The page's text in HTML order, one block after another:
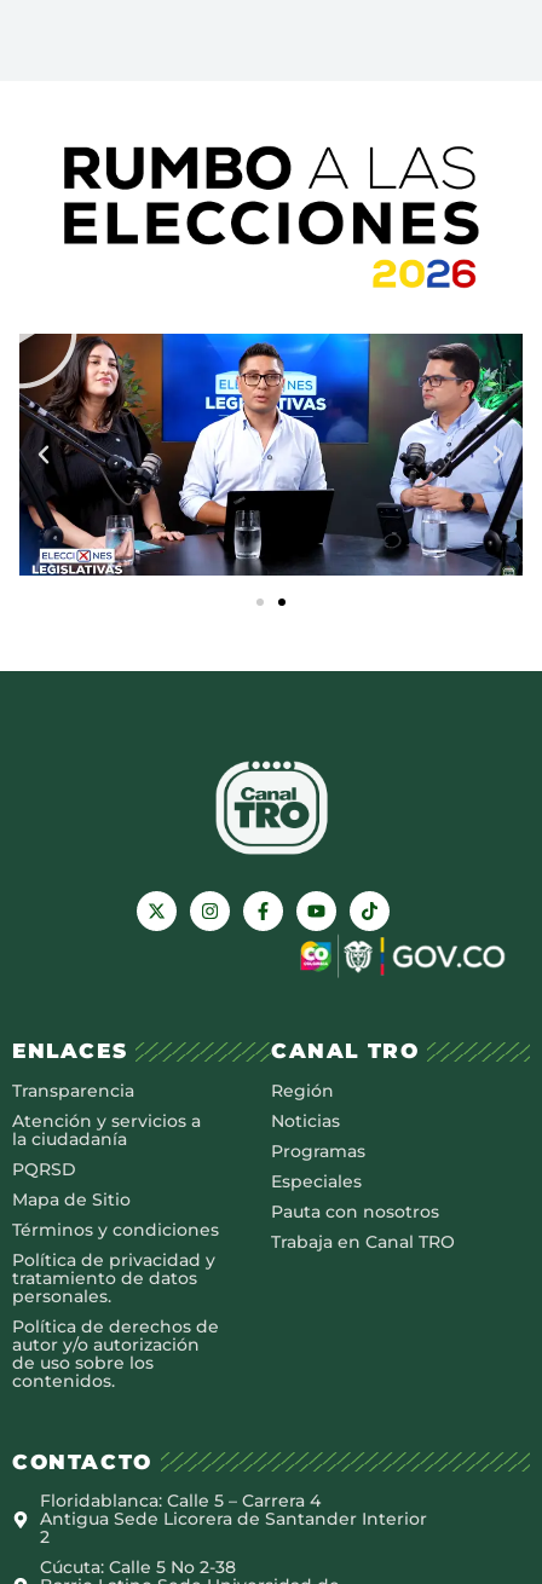
ENLACES
Transparencia
Atención y servicios a
la ciudadanía
PQRSD
Mapa de Sitio
Términos y condiciones
Política de privacidad y
tratamiento de datos
personales.
Política de derechos de
autor y/o autorización
de uso sobre los
contenidos.
CANAL TRO
Región
Noticias
Programas
Especiales
Pauta con nosotros
Trabaja en Canal TRO
CONTACTO
Floridablanca: Calle 5 – Carrera 4
Antigua Sede Licorera de Santander Interior
2
Cúcuta: Calle 5 No 2-38